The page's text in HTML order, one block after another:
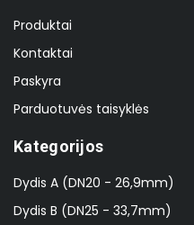
Produktai
Kontaktai
Paskyra
Parduotuvės taisyklės
Kategorijos
Dydis A (DN20 - 26,9mm)
Dydis B (DN25 - 33,7mm)